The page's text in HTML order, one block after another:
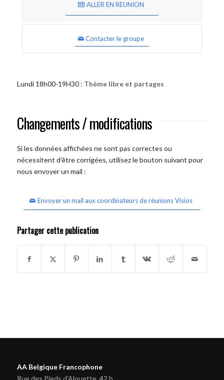
ALLER EN REUNION
Contacter le groupe
Lundi 18h00-19H30 : Thème libre et partages
Changements / modifications
Si les données affichées ne sont pas correctes ou
nécessitent d'être corrigées, utilisez le bouton suivant pour
nous envoyer un mail :
Envoyer un mail aux coordinateurs de réunions Visios
Partager cette publication
AA Belgique Francophone
Rue des Pieds d'Alouette, 42 b